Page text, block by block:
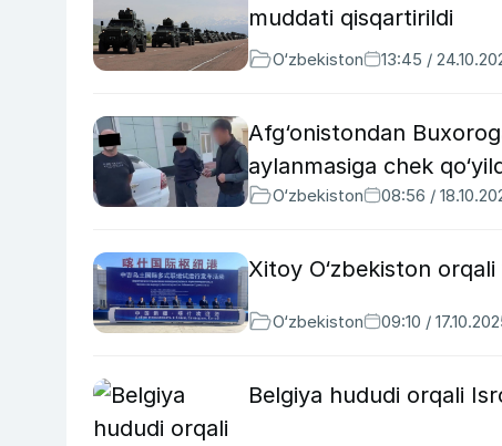
muddati qisqartirildi
O‘zbekiston 13:45 /
Afg‘onistondan
aylanmasiga chek
O‘zbekiston 08:56 /
Xitoy O‘zbekiston
O‘zbekiston 09:10 /
Belgiya hududi orqali